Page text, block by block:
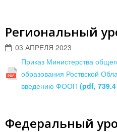
Региональный
03 АПРЕЛЯ 2023
Приказ Министерства
образования Роствской
введению ФООП (pdf,
Федеральный